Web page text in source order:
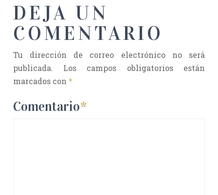
DEJA UN
COMENTARIO
Tu dirección de correo electrónico no será
publicada.
Los campos obligatorios están
marcados con *
Comentario*